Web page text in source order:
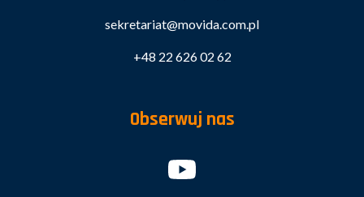
sekretariat@movida.com.pl
+48 22 626 02 62
Obserwuj nas